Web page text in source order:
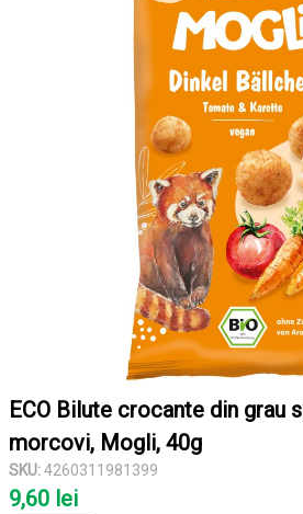
ECO Bilute crocante din grau
morcovi, Mogli, 40g
SKU:4260311981399
9,60 lei